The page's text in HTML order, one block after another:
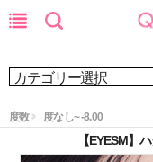
度数 度なし~ -8.00
【EYESM】